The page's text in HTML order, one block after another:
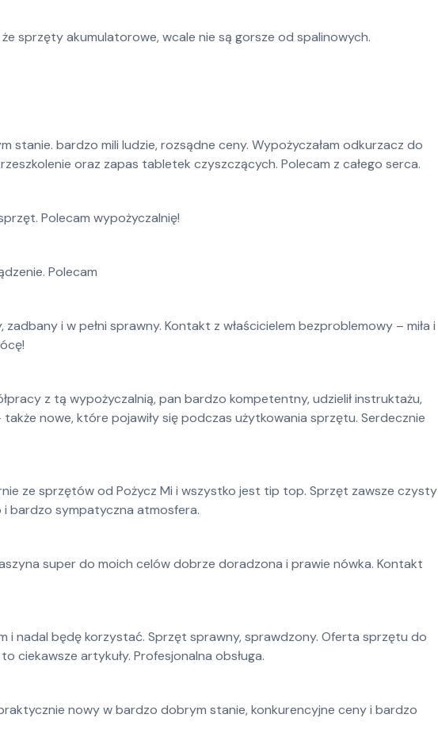
że sprzęty akumulatorowe, wcale nie są gorsze od spalinowych.
stanie. bardzo mili ludzie, rozsądne ceny. Wypożyczałam odkurzacz do
oraz zapas tabletek czyszczących. Polecam z całego serca.
Polecam wypożyczalnię!
Polecam
i w pełni sprawny. Kontakt z właścicielem bezproblemowy – miła i
z tą wypożyczalnią, pan bardzo kompetentny, udzielił instruktażu,
nowe, które pojawiły się podczas użytkowania sprzętu. Serdecznie
ze sprzętów od Pożycz Mi i wszystko jest tip top. Sprzęt zawsze czysty
i bardzo sympatyczna atmosfera.
super do moich celów dobrze doradzona i prawie nówka. Kontakt
i nadal będę korzystać. Sprzęt sprawny, sprawdzony. Oferta sprzętu do
ciekawsze artykuły. Profesjonalna obsługa.
nowy w bardzo dobrym stanie, konkurencyjne ceny i bardzo